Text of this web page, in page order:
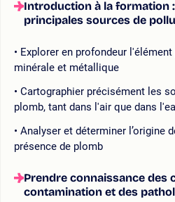
Introduction à la formation
principales sources de
Explorer en profondeur
minérale et métallique
Cartographier précisément les
plomb, tant dans l'air que dans
Analyser et déterminer l’origine
présence de plomb
Prendre connaissance des
contamination et des